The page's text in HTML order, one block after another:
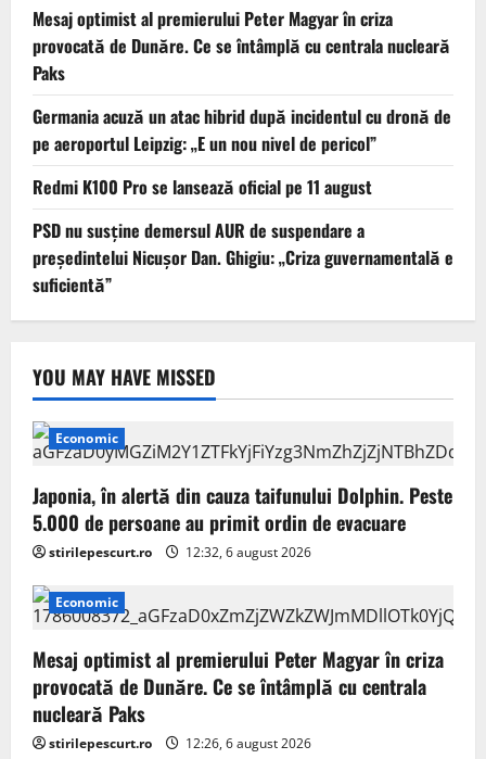
Mesaj optimist al premierului Peter Magyar în criza
provocată de Dunăre. Ce se întâmplă cu centrala nucleară
Paks
Germania acuză un atac hibrid după incidentul cu dronă de
pe aeroportul Leipzig: „E un nou nivel de pericol”
Redmi K100 Pro se lansează oficial pe 11 august
PSD nu susține demersul AUR de suspendare a
președintelui Nicușor Dan. Ghigiu: „Criza guvernamentală e
suficientă”
YOU MAY HAVE MISSED
Economic
Japonia, în alertă din cauza taifunului Dolphin. Peste
5.000 de persoane au primit ordin de evacuare
stirilepescurt.ro 12:32, 6 august 2026
Economic
Mesaj optimist al premierului Peter Magyar în criza
provocată de Dunăre. Ce se întâmplă cu centrala
nucleară Paks
stirilepescurt.ro 12:26, 6 august 2026